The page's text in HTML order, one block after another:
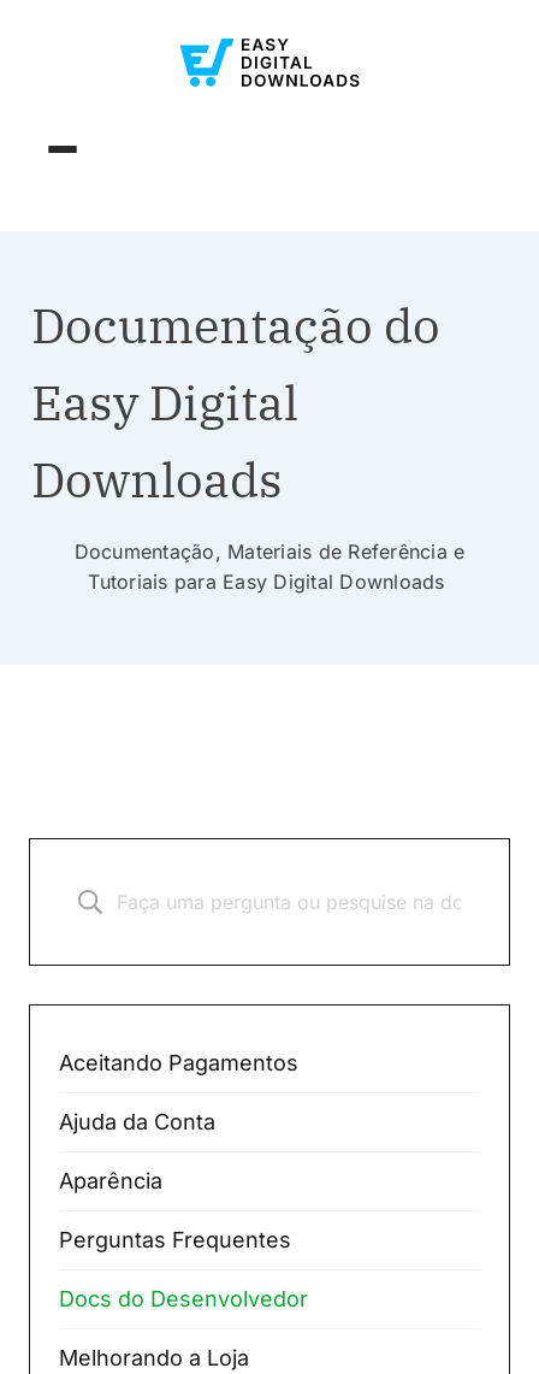
Documentação do
Easy Digital
Downloads
Documentação, Materiais de Referência e
Tutoriais para Easy Digital Downloads
Aceitando Pagamentos
Ajuda da Conta
Aparência
Perguntas Frequentes
Docs do Desenvolvedor
Melhorando a Loja